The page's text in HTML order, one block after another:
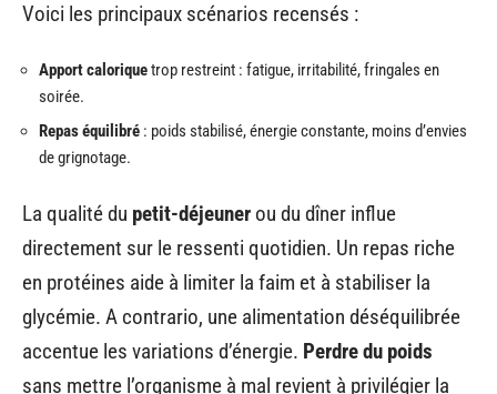
Voici les principaux scénarios recensés :
Apport caloriquetrop restreint : fatigue, irritabilité, fringales en
soirée.
Repas équilibré : poids stabilisé, énergie constante, moins d’envies
de grignotage.
La qualité du petit-déjeuner ou du dîner influe
directement sur le ressenti quotidien. Un repas riche
en protéines aide à limiter la faim et à stabiliser la
glycémie. A contrario, une alimentation déséquilibrée
accentue les variations d’énergie. Perdre du poids
sans mettre l’organisme à mal revient à privilégier la